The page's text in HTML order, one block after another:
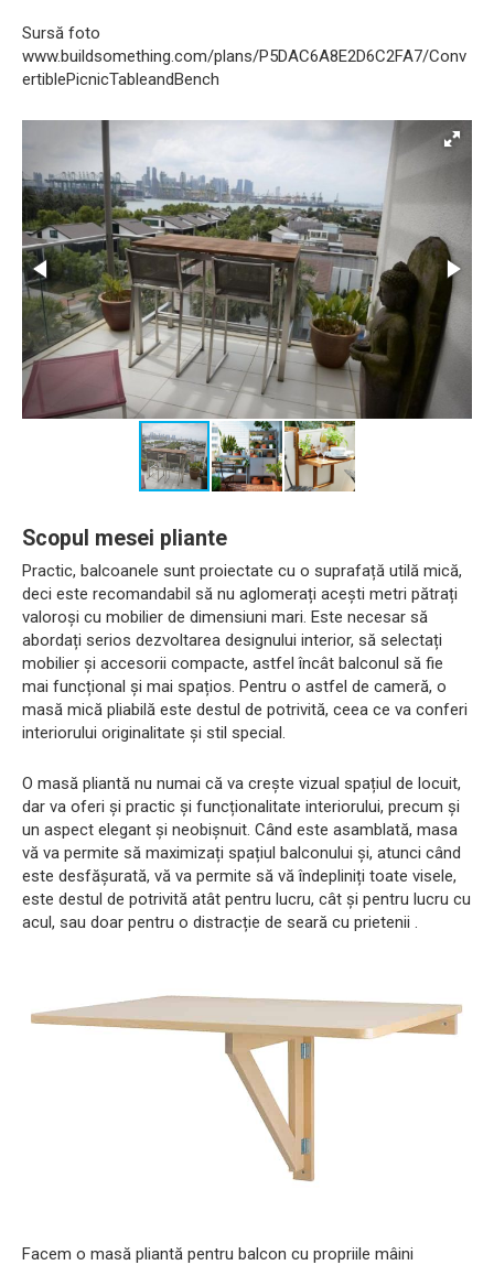
Sursă foto
www.buildsomething.com/plans/P5DAC6A8E2D6C2FA7/Conv
ertiblePicnicTableandBench
Scopul mesei pliante
Practic, balcoanele sunt proiectate cu o suprafață utilă mică,
deci este recomandabil să nu aglomerați acești metri pătrați
valoroși cu mobilier de dimensiuni mari. Este necesar să
abordați serios dezvoltarea designului interior, să selectați
mobilier și accesorii compacte, astfel încât balconul să fie
mai funcțional și mai spațios. Pentru o astfel de cameră, o
masă mică pliabilă este destul de potrivită, ceea ce va conferi
interiorului originalitate și stil special.
O masă pliantă nu numai că va crește vizual spațiul de locuit,
dar va oferi și practic și funcționalitate interiorului, precum și
un aspect elegant și neobișnuit. Când este asamblată, masa
vă va permite să maximizați spațiul balconului și, atunci când
este desfășurată, vă va permite să vă îndepliniți toate visele,
este destul de potrivită atât pentru lucru, cât și pentru lucru cu
acul, sau doar pentru o distracție de seară cu prietenii .
Facem o masă pliantă pentru balcon cu propriile mâini